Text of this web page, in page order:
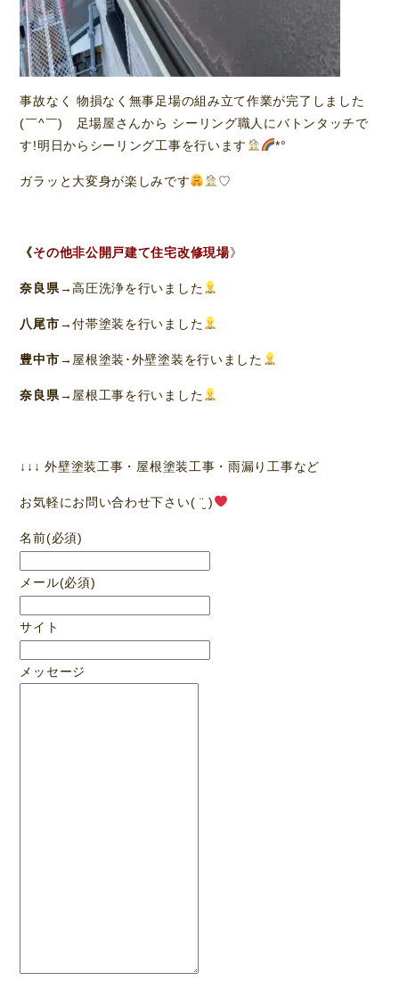
事故なく 物損なく無事足場の組み立て作業が完了しました
(￣^￣)ゞ足場屋さんから シーリング職人にバトンタッチで
す!明日からシーリング工事を行います
*°
ガラッと大変身が楽しみです ♡
《その他非公開戸建て住宅改修現場》
奈良県→高圧洗浄を行いました
八尾市→付帯塗装を行いました
豊中市→屋根塗装･外壁塗装を行いました
奈良県→屋根工事を行いました
↓↓↓ 外壁塗装工事・屋根塗装工事・雨漏り工事など
お気軽にお問い合わせ下さい( ¨̮ )
名前(必須)
メール(必須)
サイト
メッセージ